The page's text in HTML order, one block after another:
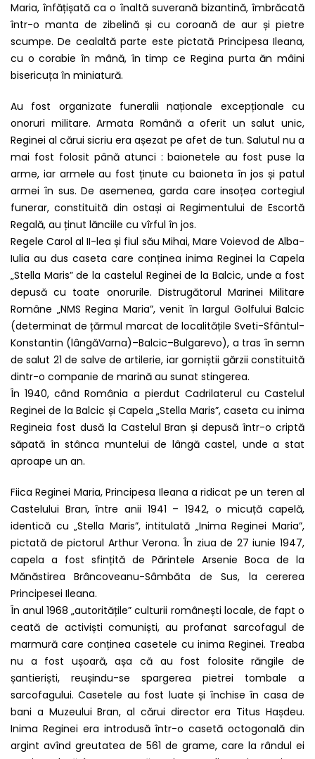
Maria, înfățișată ca o înaltă suverană bizantină, îmbrăcată
într-o manta de zibelină și cu coroană de aur și pietre
scumpe. De cealaltă parte este pictată Principesa Ileana,
cu o corabie în mână, în timp ce Regina purta ăn mâini
bisericuța în miniatură.
Au fost organizate funeralii naționale excepționale cu
onoruri militare. Armata Română a oferit un salut unic,
Reginei al cărui sicriu era așezat pe afet de tun. Salutul nu a
mai fost folosit până atunci : baionetele au fost puse la
arme, iar armele au fost ținute cu baioneta în jos și patul
armei în sus. De asemenea, garda care insoțea cortegiul
funerar, constituită din ostași ai Regimentului de Escortă
Regală, au ținut lănciile cu vîrful în jos.
Regele Carol al II-lea și fiul său Mihai, Mare Voievod de Alba-
Iulia au dus caseta care conținea inima Reginei la Capela
„Stella Maris” de la castelul Reginei de la Balcic, unde a fost
depusă cu toate onorurile. Distrugătorul Marinei Militare
Române „NMS Regina Maria”, venit în largul Golfului Balcic
(determinat de țărmul marcat de localitățile Sveti-Sfântul-
Konstantin (lângăVarna)–Balcic–Bulgarevo), a tras în semn
de salut 21 de salve de artilerie, iar gorniștii gărzii constituită
dintr-o companie de marină au sunat stingerea.
În 1940, când România a pierdut Cadrilaterul cu Castelul
Reginei de la Balcic și Capela „Stella Maris”, caseta cu inima
Regineia fost dusă la Castelul Bran și depusă într-o criptă
săpată în stânca muntelui de lângă castel, unde a stat
aproape un an.
Fiica Reginei Maria, Principesa Ileana a ridicat pe un teren al
Castelului Bran, între anii 1941 – 1942, o micuță capelă,
identică cu „Stella Maris”, intitulată „Inima Reginei Maria”,
pictată de pictorul Arthur Verona. În ziua de 27 iunie 1947,
capela a fost sfințită de Părintele Arsenie Boca de la
Mănăstirea Brâncoveanu-Sâmbăta de Sus, la cererea
Principesei Ileana.
În anul 1968 „autoritățile” culturii românești locale, de fapt o
ceată de activiști comuniști, au profanat sarcofagul de
marmură care conținea casetele cu inima Reginei. Treaba
nu a fost ușoară, așa că au fost folosite răngile de
șantieriști, reușindu-se spargerea pietrei tombale a
sarcofagului. Casetele au fost luate și închise în casa de
bani a Muzeului Bran, al cărui director era Titus Hașdeu.
Inima Reginei era introdusă într-o casetă octogonală din
argint avînd greutatea de 561 de grame, care la rândul ei